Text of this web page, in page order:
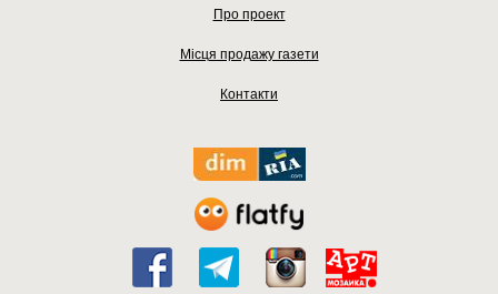
Про проект
Місця продажу газети
Контакти